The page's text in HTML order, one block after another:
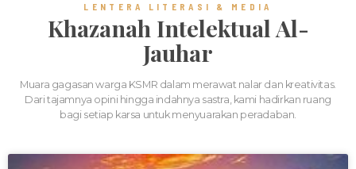
LENTERA LITERASI & MEDIA
Khazanah Intelektual Al-
Jauhar
Muara gagasan warga KSMR dalam merawat nalar dan kreativitas.
Dari tajamnya opini hingga indahnya sastra, kami hadirkan ruang
bagi setiap karsa untuk menyuarakan peradaban.